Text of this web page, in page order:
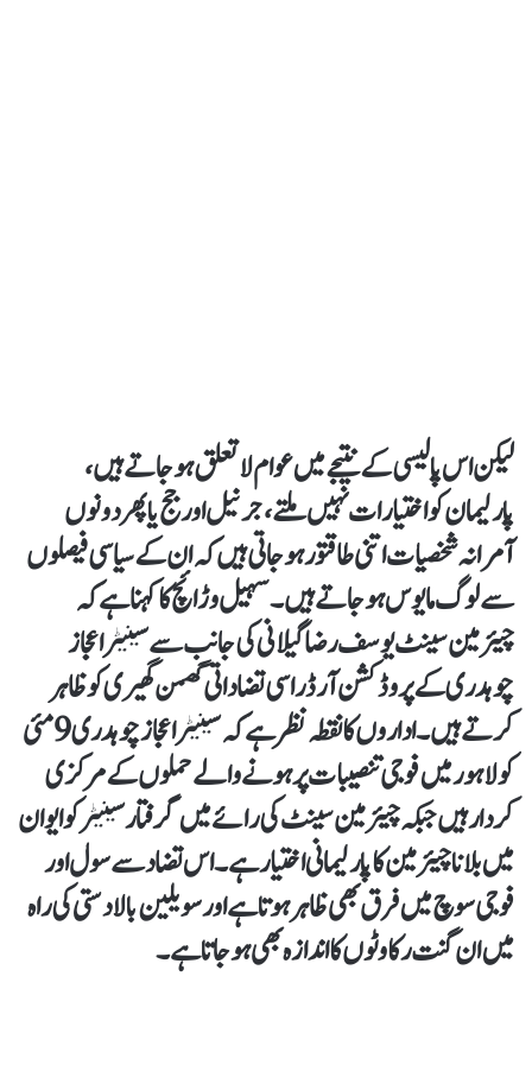
لیکن اس پالیسی کے نتیجے میں عوام لاتعلق ہو جاتے ہیں،
پارلیمان کو اختیارات نہیں ملتے، جرنیل اور جج یا پھر دونوں
آمرانہ شخصیات اتنی طاقتور ہو جاتی ہیں کہ ان کے سیاسی فیصلوں
سے لوگ مایوس ہو جاتے ہیں۔ سہیل وڑائچ کا کہنا ہے کہ
چیئرمین سینٹ یوسف رضا گیلانی کی جانب سے سینیٹر اعجاز
چوہدری کے پروڈکشن آرڈر اسی تضاداتی گھمن گھیری کو ظاہر
کرتے ہیں۔ اداروں کا نقطہ نظر ہے کہ سینیٹر اعجاز چوہدری 9 مئی
کو لاہور میں فوجی تنصیبات پر ہونے والے حملوں کے مرکزی
کردار ہیں جبکہ چیئرمین سینٹ کی رائے میں گرفتار سینیٹر کو ایوان
میں بلانا چیئرمین کا پارلیمانی اختیار ہے۔ اس تضاد سے سول اور
فوجی سوچ میں فرق بھی ظاہر ہوتا ہے اور سویلین بالادستی کی راہ
میں ان گنت رکاوٹوں کا اندازہ بھی ہو جاتا ہے۔